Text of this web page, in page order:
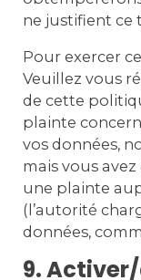
ne justifient ce
Pour exercer
Veuillez vous
de cette
plainte
vos données,
mais vous
une plainte
(l’autorité
données,
9.